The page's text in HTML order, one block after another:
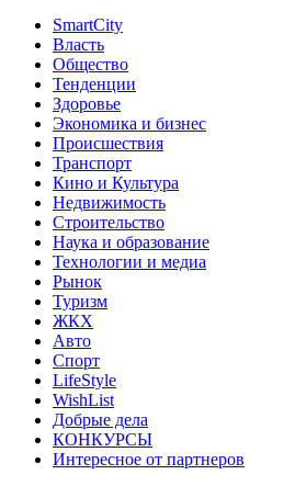
SmartCity
Власть
Общество
Тенденции
Здоровье
Экономика и бизнес
Происшествия
Транспорт
Кино и Культура
Недвижимость
Строительство
Наука и образование
Технологии и медиа
Рынок
Туризм
ЖКХ
Авто
Спорт
LifeStyle
WishList
Добрые дела
КОНКУРСЫ
Интересное от партнеров